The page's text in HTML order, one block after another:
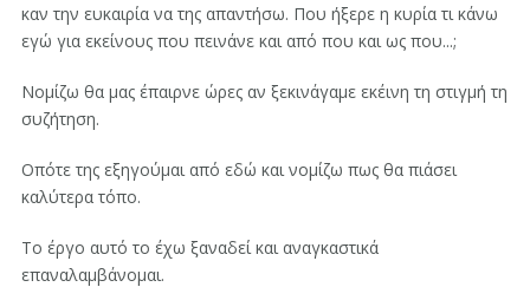
καν την ευκαιρία να της απαντήσω. Που ήξερε η κυρία τι κάνω
εγώ για εκείνους που πεινάνε και από που και ως που...;
Noμίζω θα μας έπαιρνε ώρες αν ξεκινάγαμε εκέινη τη στιγμή τη
συζήτηση.
Οπότε της εξηγούμαι από εδώ και νομίζω πως θα πιάσει
καλύτερα τόπο.
Το έργο αυτό το έχω ξαναδεί και αναγκαστικά
επαναλαμβάνομαι.